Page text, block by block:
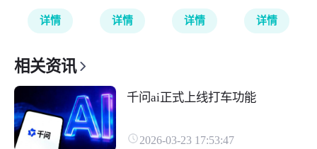
详情 详情 详情 详情
相关资讯
千问ai正式上线打车功能
2026-03-23 17:53:47